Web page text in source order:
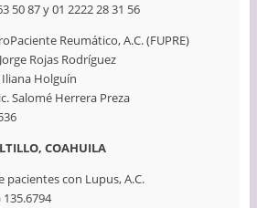
50 87 y 01 2222 28 31 56
Reumático, A.C. (FUPRE)
Rojas Rodríguez
Holguín
Salomé Herrera Preza
COAHUILA
pacientes con Lupus, A.C.